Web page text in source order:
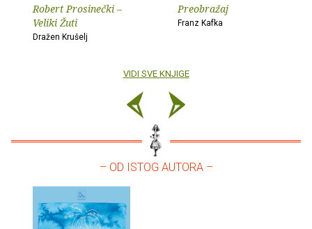
Robert Prosinečki –
Veliki Žuti
Dražen Krušelj
Preobražaj
Franz Kafka
VIDI SVE KNJIGE
– OD ISTOG AUTORA –